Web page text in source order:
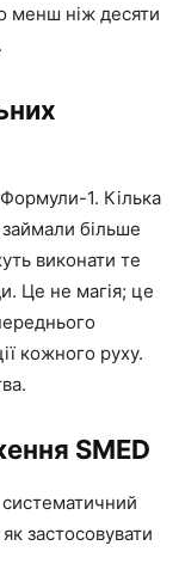
менш ніж десяти
1. Кілька
займали більше
виконати те
Це не магія; це
кожного руху.
SMED
застосовувати